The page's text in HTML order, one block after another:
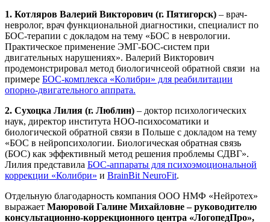
1. Котляров Валерий Викторович (г. Пятигорск) – врач-
невролог, врач функциональной диагностики, специалист по
БОС-терапии с докладом на тему «БОС в неврологии.
Практическое применение ЭМГ-БОС-систем при
двигательных нарушениях». Валерий Викторович
продемонстрировал метод биологичнсеой обратной связи на
примере БОС-комплекса «Колибри» для реабилитации
опорно-двигательного аппрата.
2. Сухоцка Лилия (г. Люблин) – доктор психологических
наук, директор института НОО-психосоматики и
биологической обратной связи в Польше с докладом на тему
«БОС в нейропсихологии. Биологическая обратная связь
(БОС) как эффективный метод решения проблемы СДВГ».
Лилия представила БОС-аппараты для психоэмоциональной
коррекции «Колибри» и BrainBit NeuroFit.
Отдельную благодарность компания ООО НМФ «Нейротех»
выражает Маюровой Галине Михайловне – руководителю
консультационно-коррекционного центра «ЛогопедПро»,